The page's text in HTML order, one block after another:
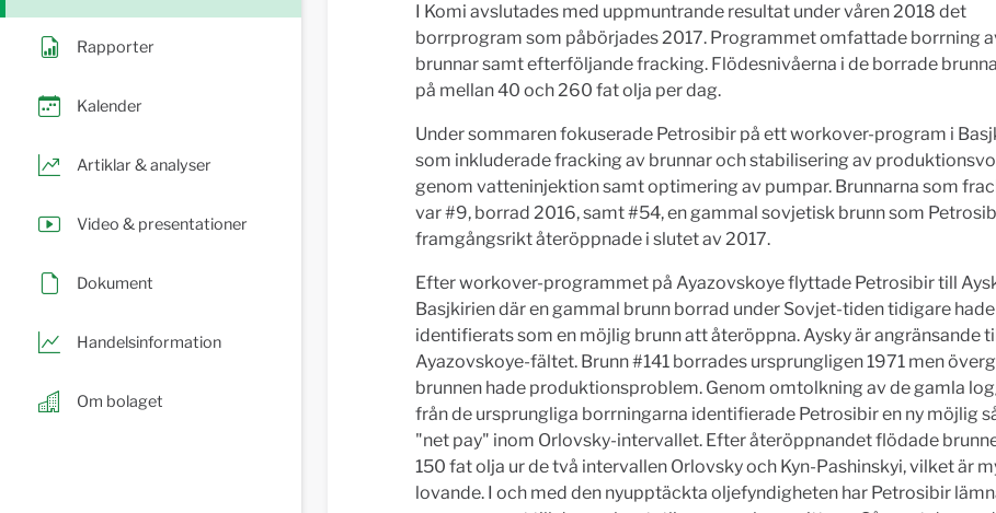
Rapporter
Kalender
Artiklar & analyser
Video & presentationer
Dokument
Handelsinformation
Om bolaget
I Komi avslutades med uppmuntrande resultat under våren 2018 det
borrprogram som påbörjades 2017. Programmet omfattade borrning
brunnar samt efterföljande fracking. Flödesnivåerna i de borrade
på mellan 40 och 260 fat olja per dag.
Under sommaren fokuserade Petrosibir på ett workover-program i
som inkluderade fracking av brunnar och stabilisering av
genom vatteninjektion samt optimering av pumpar. Brunnarna som
var #9, borrad 2016, samt #54, en gammal sovjetisk brunn som
framgångsrikt återöppnade i slutet av 2017.
Efter workover-programmet på Ayazovskoye flyttade Petrosibir till
Basjkirien där en gammal brunn borrad under Sovjet-tiden tidigare hade
identifierats som en möjlig brunn att återöppna. Aysky är angränsande
Ayazovskoye-fältet. Brunn #141 borrades ursprungligen 1971 men
brunnen hade produktionsproblem. Genom omtolkning av de gamla
från de ursprungliga borrningarna identifierade Petrosibir en ny möjlig
"net pay" inom Orlovsky-intervallet. Efter återöppnandet flödade
150 fat olja ur de två intervallen Orlovsky och Kyn-Pashinskyi, vilket är
lovande. I och med den nyupptäckta oljefyndigheten har Petrosibir